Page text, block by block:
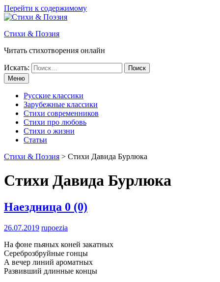
Перейти к содержимому
Стихи & Поэзия
Читать стихотворения онлайн
Искать:
Меню
Русские классики
Зарубежные классики
Стихи современников
Стихи про любовь
Стихи о жизни
Статьи
Стихи & Поэзия > Стихи Давида Бурлюка
Стихи Давида Бурлюка
Наездница 0 (0)
26.07.2019 rupoezia
На фоне пьяных коней закатных
Сереброзбруйные гонцы
А вечер линий ароматных
Развивший длинные концы